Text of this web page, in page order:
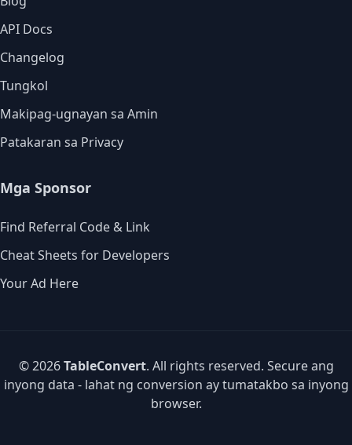
API Docs
Changelog
Tungkol
Makipag-ugnayan sa Amin
Patakaran sa Privacy
Mga Sponsor
Find Referral Code & Link
Cheat Sheets for Developers
Your Ad Here
© 2026TableConvert. All rights reserved. Secure ang
inyong data - lahat ng conversion ay tumatakbo sa inyong
browser.